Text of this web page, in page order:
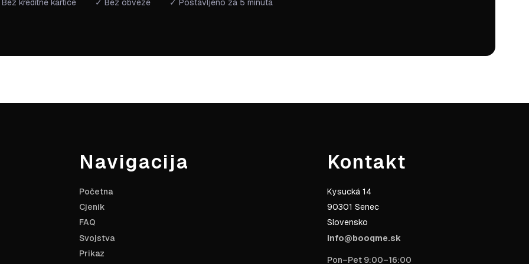
kreditne kartice ✓ Bez obveze ✓ Postavljeno za 5 minuta
Navigacija
Početna
Cjenik
FAQ
Svojstva
Prikaz
Kontakt
Kysucká 14
90301 Senec
Slovensko
info@booqme.sk
Pon–Pet 9:00–16:00